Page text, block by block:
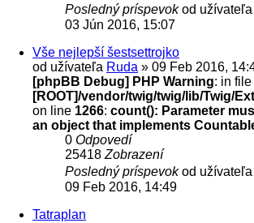
Posledný príspevokod užívateľa
03 Jún 2016, 15:07
Vše nejlepší šestsettrojko
od užívateľa Ruda » 09 Feb 2016,
[phpBB Debug] PHP Warning: in file
[ROOT]/vendor/twig/twig/lib/Twig/
on line 1266: count(): Parameter
an object that implements
0 Odpovedí
25418 Zobrazení
Posledný príspevokod užívateľa
09 Feb 2016, 14:49
Tatraplan